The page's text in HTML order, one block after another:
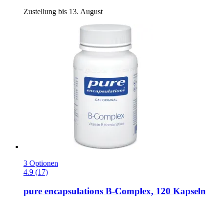
Zustellung bis 13. August
3 Optionen
4.9 (17)
pure encapsulations B-​Complex, 120 Kapseln